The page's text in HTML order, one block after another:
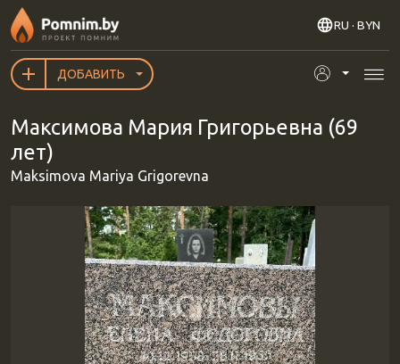
Перейти к основному содержанию
RU · BYN
ДОБАВИТЬ
Максимова Мария Григорьевна (69
лет)
Maksimova Mariya Grigorevna